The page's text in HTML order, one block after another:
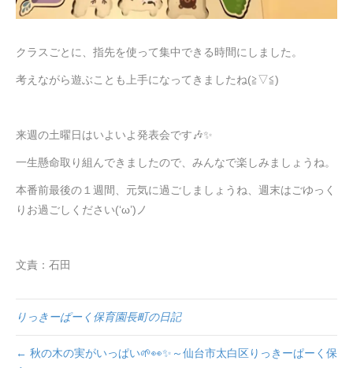
クラスごとに、指先を使って集中できる時間にしました。
考えながら遊ぶことも上手になってきましたね(≧▽≦)
来週の土曜日はいよいよ発表会です🎶✨
一生懸命取り組んできましたので、みんなで楽しみましょうね。
本番前最後の１週間、元気に過ごしましょうね、週末はごゆっく
りお過ごしください(‘ω’)ノ
文責：石田
りっきーぱーく保育園長町の日記
← 秋の木の実がいっぱい🌱👀✨～仙台市太白区りっきーぱーく保